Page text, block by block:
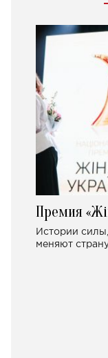
Премия
Истории
меняют